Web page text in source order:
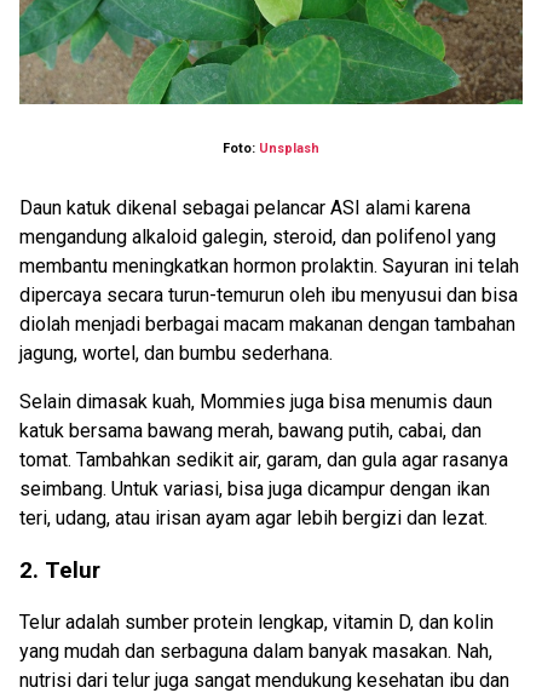
Foto: Unsplash
Daun katuk dikenal sebagai pelancar ASI alami karena
mengandung alkaloid galegin, steroid, dan polifenol yang
membantu meningkatkan hormon prolaktin. Sayuran ini telah
dipercaya secara turun-temurun oleh ibu menyusui dan bisa
diolah menjadi berbagai macam makanan dengan tambahan
jagung, wortel, dan bumbu sederhana.
Selain dimasak kuah, Mommies juga bisa menumis daun
katuk bersama bawang merah, bawang putih, cabai, dan
tomat. Tambahkan sedikit air, garam, dan gula agar rasanya
seimbang. Untuk variasi, bisa juga dicampur dengan ikan
teri, udang, atau irisan ayam agar lebih bergizi dan lezat.
2. Telur
Telur adalah sumber protein lengkap, vitamin D, dan kolin
yang mudah dan serbaguna dalam banyak masakan. Nah,
nutrisi dari telur juga sangat mendukung kesehatan ibu dan